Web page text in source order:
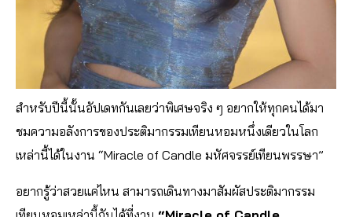
สำหรับปีนี้นั้นอัปเดทกันเลยว่าพิเศษจริง ๆ อยากให้ทุกคนได้มา
ชมความอลังการของประติมากรรมเทียนหอมหนึ่งเดียวในโลก
เหล่านี้ได้ในงาน “Miracle of Candle มหัศจรรย์เทียนพรรษา”
อยากรู้ว่าสวยแค่ไหน สามารถเดินทางมาสัมผัสประติมากรรม